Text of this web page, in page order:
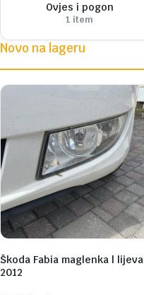
Ovjes i pogon
1 item
Novo na lageru
Škoda Fabia maglenka | lijeva
2012